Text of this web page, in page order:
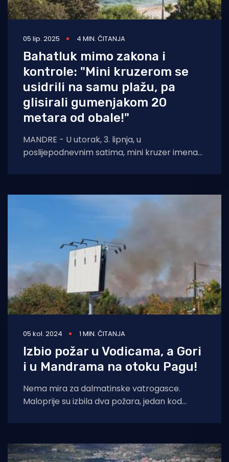
05 lip. 2025 4 MIN. ČITANJA
Bahatluk mimo zakona i
kontrole: "Mini kruzerom se
usidrili na samu plažu, pa
glisirali gumenjakom 20
metara od obale!"
MANDRE - U utorak, 3. lipnja, u
poslijepodnevnim satima, mini kruzer imena
na
05 kol. 2024 1 MIN. ČITANJA
Izbio požar u Vodicama, a Gori
i u Mandrama na otoku Pagu!
Nema mira za dalmatinske vatrogasce.
Maloprije su izbila dva požara, jedan kod